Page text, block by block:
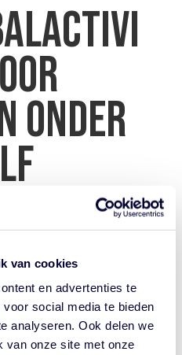
van cookies
en advertenties te
social media te bieden
analyseren. Ook delen we
van onze site met onze
ONDER
| Uncategorized
en Amersfoort wordt er op
gebasketbald. 3×3 Unites
per week samenkomsten